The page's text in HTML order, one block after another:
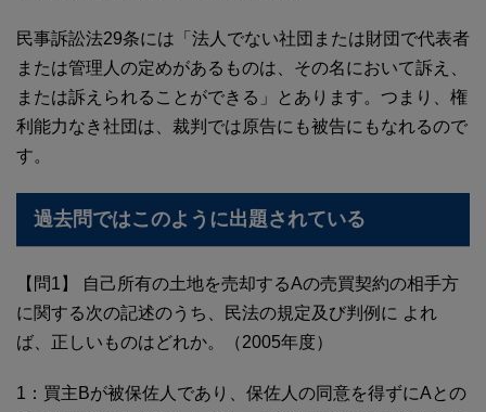
民事訴訟法29条には「法人でない社団または財団で代表者
または管理人の定めがあるものは、その名において訴え、
または訴えられることができる」とあります。つまり、権
利能力なき社団は、裁判では原告にも被告にもなれるので
す。
過去問ではこのように出題されている
【問1】 自己所有の土地を売却するAの売買契約の相手方
に関する次の記述のうち、民法の規定及び判例に よれ
ば、正しいものはどれか。（2005年度）
1：買主Bが被保佐人であり、保佐人の同意を得ずにAとの